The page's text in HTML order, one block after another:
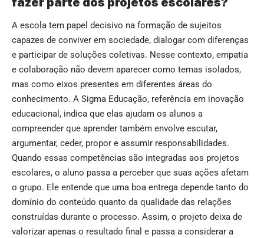
A escola tem papel decisivo na formação de sujeitos
capazes de conviver em sociedade, dialogar com diferenças
e participar de soluções coletivas. Nesse contexto, empatia
e colaboração não devem aparecer como temas isolados,
mas como eixos presentes em diferentes áreas do
conhecimento. A Sigma Educação, referência em inovação
educacional, indica que elas ajudam os alunos a
compreender que aprender também envolve escutar,
argumentar, ceder, propor e assumir responsabilidades.
Quando essas competências são integradas aos projetos
escolares, o aluno passa a perceber que suas ações afetam
o grupo. Ele entende que uma boa entrega depende tanto do
domínio do conteúdo quanto da qualidade das relações
construídas durante o processo. Assim, o projeto deixa de
valorizar apenas o resultado final e passa a considerar a